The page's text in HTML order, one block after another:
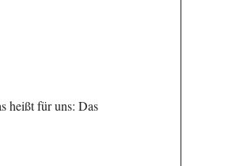
heißt für uns: Das